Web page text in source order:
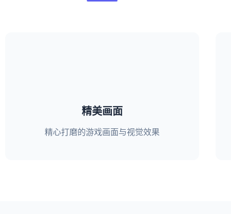
精美画面
精心打磨的游戏画面与视觉效果